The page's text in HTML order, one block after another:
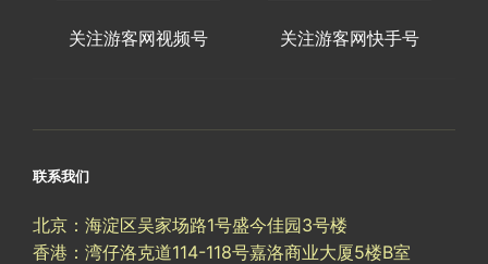
关注游客网视频号 关注游客网快手号
联系我们
北京：海淀区吴家场路1号盛今佳园3号楼
香港：湾仔洛克道114-118号嘉洛商业大厦5楼B室